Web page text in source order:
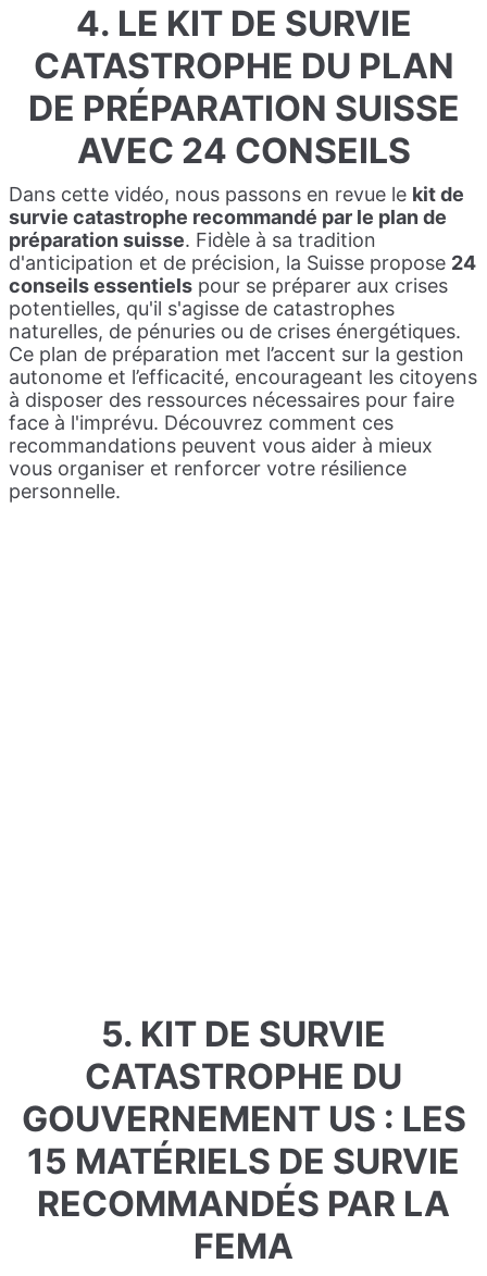
4. LE KIT DE SURVIE
CATASTROPHE DU PLAN
DE PRÉPARATION SUISSE
AVEC 24 CONSEILS
Dans cette vidéo, nous passons en revue le kit de
survie catastrophe recommandé par le plan de
préparation suisse. Fidèle à sa tradition
d'anticipation et de précision, la Suisse propose 24
conseils essentiels pour se préparer aux crises
potentielles, qu'il s'agisse de catastrophes
naturelles, de pénuries ou de crises énergétiques.
Ce plan de préparation met l’accent sur la gestion
autonome et l’efficacité, encourageant les citoyens
à disposer des ressources nécessaires pour faire
face à l'imprévu. Découvrez comment ces
recommandations peuvent vous aider à mieux
vous organiser et renforcer votre résilience
personnelle.
5. KIT DE SURVIE
CATASTROPHE DU
GOUVERNEMENT US : LES
15 MATÉRIELS DE SURVIE
RECOMMANDÉS PAR LA
FEMA